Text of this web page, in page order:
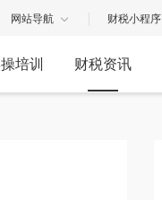
网站导航 财税小程序
培训 财税资讯